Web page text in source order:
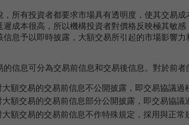
有投資者都要求市場具有透明度，使其交易成
遲成本很高，所以機構投資者對價格反映極其敏
信息予以即時披露，大額交易所引起的市場影響
息可分為交易前信息和交易後信息。對於前者
大額交易的交易前信息不公開披露，即交易協議過
大額交易的交易前信息部分公開披露，即交易協議
大額交易的交易前信息不作特殊規定，採用與正